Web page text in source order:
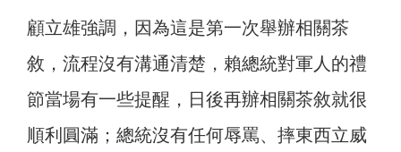
顧立雄強調，因為這是第一次舉辦相關茶
敘，流程沒有溝通清楚，賴總統對軍人的禮
節當場有一些提醒，日後再辦相關茶敘就很
順利圓滿；總統沒有任何辱罵、摔東西立威